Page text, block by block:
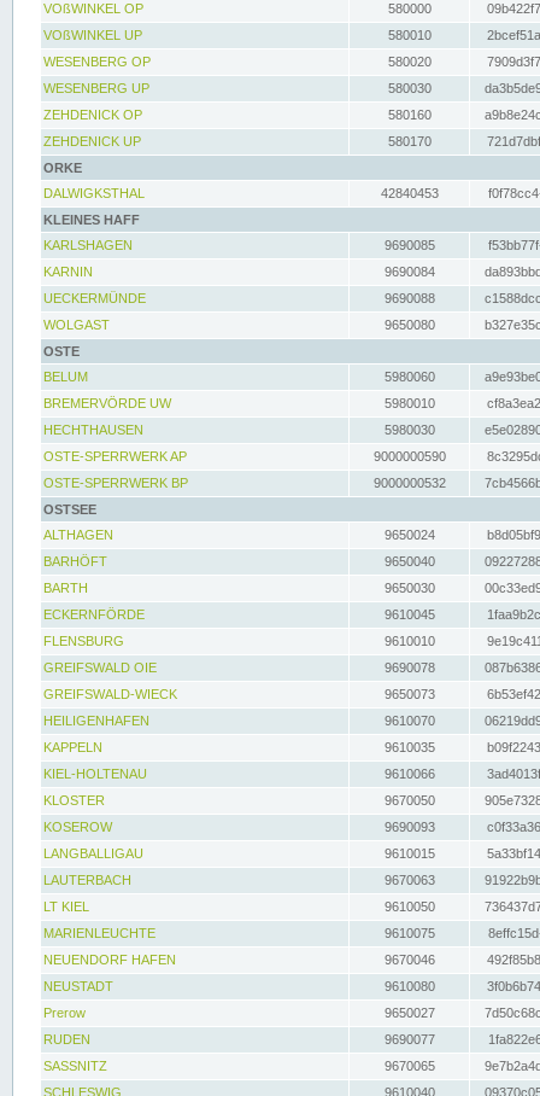
VOßWINKEL OP
580000
VOßWINKEL UP
580010
WESENBERG OP
580020
WESENBERG UP
580030
ZEHDENICK OP
580160
ZEHDENICK UP
580170
ORKE
DALWIGKSTHAL
42840453
KLEINES HAFF
KARLSHAGEN
9690085
KARNIN
9690084
UECKERMÜNDE
9690088
WOLGAST
9650080
OSTE
BELUM
5980060
BREMERVÖRDE UW
5980010
HECHTHAUSEN
5980030
OSTE-SPERRWERK AP
9000000590
OSTE-SPERRWERK BP
9000000532
OSTSEE
ALTHAGEN
9650024
BARHÖFT
9650040
BARTH
9650030
ECKERNFÖRDE
9610045
FLENSBURG
9610010
GREIFSWALD OIE
9690078
GREIFSWALD-WIECK
9650073
HEILIGENHAFEN
9610070
KAPPELN
9610035
KIEL-HOLTENAU
9610066
KLOSTER
9670050
KOSEROW
9690093
LANGBALLIGAU
9610015
LAUTERBACH
9670063
LT KIEL
9610050
MARIENLEUCHTE
9610075
NEUENDORF HAFEN
9670046
NEUSTADT
9610080
Prerow
9650027
RUDEN
9690077
SASSNITZ
9670065
SCHLESWIG
9610040